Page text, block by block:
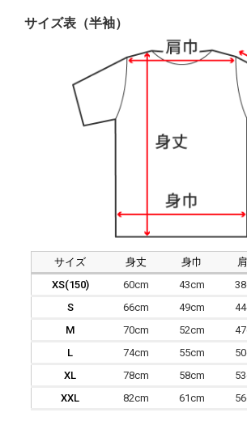
サイズ表（半袖）
サイズ 身丈 身巾
XS(150)
60cm 43cm
S
66cm 49cm
M
70cm 52cm
L
74cm 55cm
XL
78cm 58cm
XXL
82cm 61cm